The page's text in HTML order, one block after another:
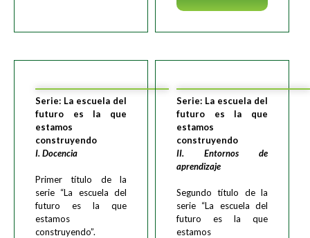
Serie: La escuela del
futuro es la que
estamos
construyendo
I. Docencia
Primer título de la
serie “La escuela del
futuro es la que
estamos
construyendo”.
Serie: La escuela del
futuro es la que
estamos
construyendo
II. Entornos de
aprendizaje
Segundo título de la
serie “La escuela del
futuro es la que
estamos